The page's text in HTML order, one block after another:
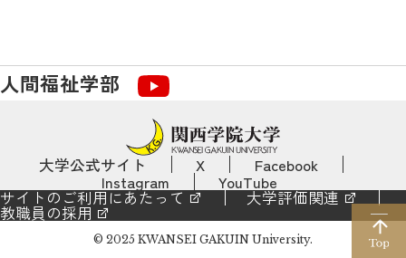
人間福祉学部
大学公式サイト X Facebook
Instagram YouTube
サイトのご利用にあたって 大学評価関連
教職員の採用
© 2025 KWANSEI GAKUIN University.